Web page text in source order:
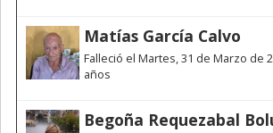
Matías García Calvo
Falleció el Martes, 31 de Marzo de
años
Begoña Requezabal